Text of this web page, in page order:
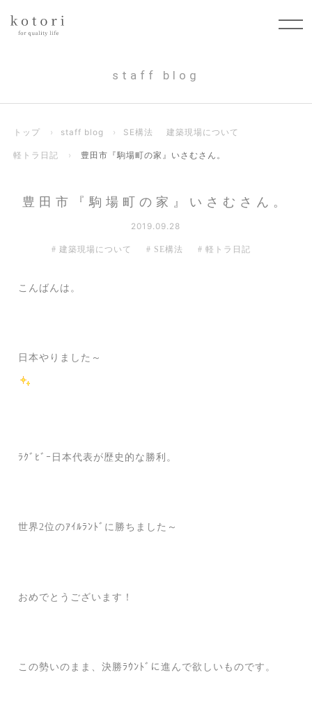
staff blog
トップ › staff blog › SE構法 建築現場について
軽トラ日記 › 豊田市『駒場町の家』いさむさん。
豊田市『駒場町の家』いさむさん。
2019.09.28
建築現場について SE構法 軽トラ日記
こんばんは。
日本やりました～
ﾗｸﾞﾋﾞｰ日本代表が歴史的な勝利。
世界2位のｱｲﾙﾗﾝﾄﾞに勝ちました～
おめでとうございます！
この勢いのまま、決勝ﾗｳﾝﾄﾞに進んで欲しいものです。